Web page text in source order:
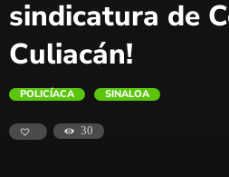
sindicatura de
Culiacán!
POLICÍACA SINALOA
30